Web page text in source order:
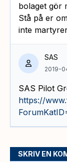
bolaget gör
Stå på er
inte
SAS
2019-
SAS Pilot
https://
SKRIV EN